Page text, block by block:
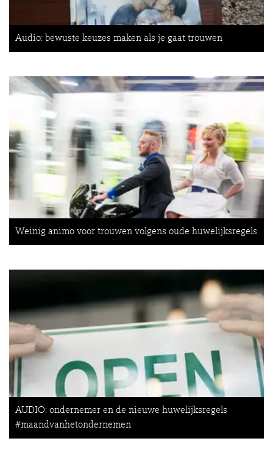
Audio: bewuste keuzes maken als je gaat trouwen
Weinig animo voor trouwen volgens oude huwelijksregels
AUDIO: ondernemer en de nieuwe huwelijksregels
#maandvanhetondernemen